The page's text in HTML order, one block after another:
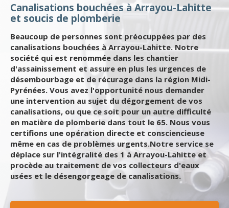
Canalisations bouchées à Arrayou-Lahitte
et soucis de plomberie
Beaucoup de personnes sont préocuppées par des
canalisations bouchées à Arrayou-Lahitte. Notre
société qui est renommée dans les chantier
d'assainissement et assure en plus les urgences de
désembourbage et de récurage dans la région Midi-
Pyrénées. Vous avez l'opportunité nous demander
une intervention au sujet du dégorgement de vos
canalisations, ou que ce soit pour un autre difficulté
en matière de plomberie dans tout le 65. Nous vous
certifions une opération directe et consciencieuse
même en cas de problèmes urgents.Notre service se
déplace sur l'intégralité des 1 à Arrayou-Lahitte et
procède au traitement de vos collecteurs d'eaux
usées et le désengorgeage de canalisations.